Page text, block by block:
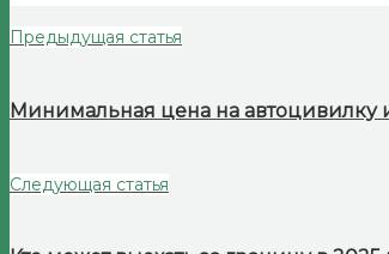
Предыдущая статья
Минимальная цена на автоцивилку
Следующая статья